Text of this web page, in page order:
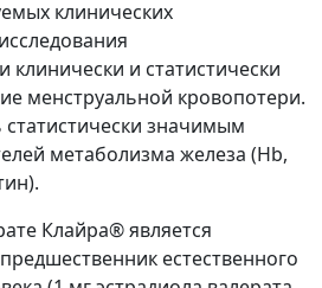
клинических
и статистически
менструальной кровопотери.
значимым
метаболизма железа (Hb,
Клайра® является
естественного